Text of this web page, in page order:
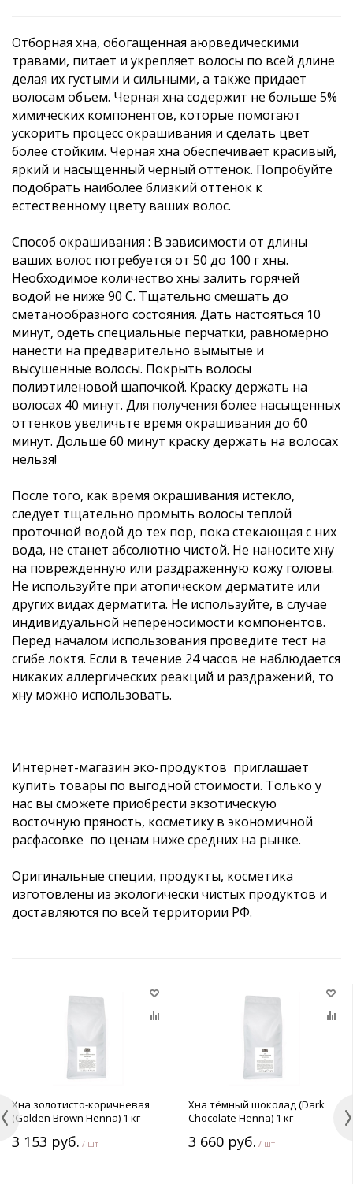
Отборная хна, обогащенная аюрведическими
травами, питает и укрепляет волосы по всей длине
делая их густыми и сильными, а также придает
волосам объем. Черная хна содержит не больше 5%
химических компонентов, которые помогают
ускорить процесс окрашивания и сделать цвет
более стойким. Черная хна обеспечивает красивый,
яркий и насыщенный черный оттенок. Попробуйте
подобрать наиболее близкий оттенок к
естественному цвету ваших волос.
Способ окрашивания : В зависимости от длины
ваших волос потребуется от 50 до 100 г хны.
Необходимое количество хны залить горячей
водой не ниже 90 С. Тщательно смешать до
сметанообразного состояния. Дать настояться 10
минут, одеть специальные перчатки, равномерно
нанести на предварительно вымытые и
высушенные волосы. Покрыть волосы
полиэтиленовой шапочкой. Краску держать на
волосах 40 минут. Для получения более насыщенных
оттенков увеличьте время окрашивания до 60
минут. Дольше 60 минут краску держать на волосах
нельзя!
После того, как время окрашивания истекло,
следует тщательно промыть волосы теплой
проточной водой до тех пор, пока стекающая с них
вода, не станет абсолютно чистой. Не наносите хну
на поврежденную или раздраженную кожу головы.
Не используйте при атопическом дерматите или
других видах дерматита. Не используйте, в случае
индивидуальной непереносимости компонентов.
Перед началом использования проведите тест на
сгибе локтя. Если в течение 24 часов не наблюдается
никаких аллергических реакций и раздражений, то
хну можно использовать.
Интернет-магазин эко-продуктов приглашает
купить товары по выгодной стоимости. Только у
нас вы сможете приобрести экзотическую
восточную пряность, косметику в экономичной
расфасовке по ценам ниже средних на рынке.
Оригинальные специи, продукты, косметика
изготовлены из экологически чистых продуктов и
доставляются по всей территории РФ.
Хна золотисто-коричневая
(Golden Brown Henna) 1 кг
3 153 руб. / шт
Хна тёмный шоколад (Dark
Chocolate Henna) 1 кг
3 660 руб. / шт